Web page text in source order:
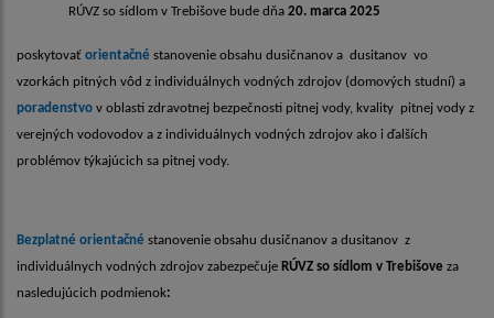
RÚVZ so sídlom v Trebišove bude dňa 20. marca 2025
poskytovať orientačné stanovenie obsahu dusičnanov a dusitanov vo
vzorkách pitných vôd z individuálnych vodných zdrojov (domových studní) a
poradenstvo v oblasti zdravotnej bezpečnosti pitnej vody, kvality pitnej vody z
verejných vodovodov a z individuálnych vodných zdrojov ako i ďalších
problémov týkajúcich sa pitnej vody.
Bezplatné orientačné stanovenie obsahu dusičnanov a dusitanov z
individuálnych vodných zdrojov zabezpečuje RÚVZ so sídlom v Trebišove za
nasledujúcich podmienok: